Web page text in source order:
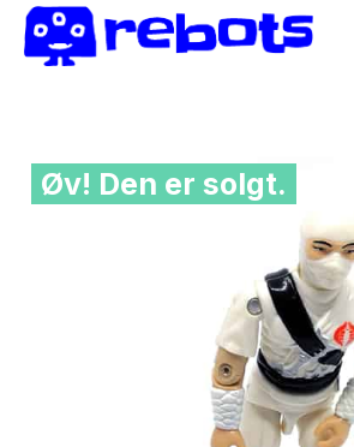
Øv! Den er solgt.